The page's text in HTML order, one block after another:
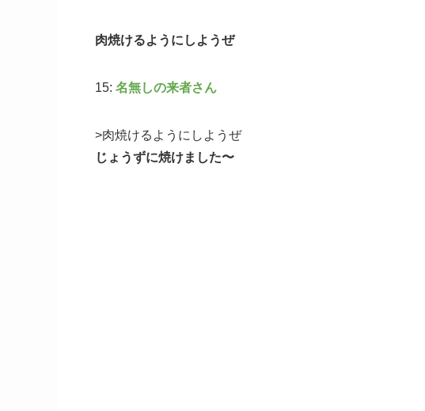
肉焼けるようにしようぜ
15: 名無しの来者さん
>肉焼けるようにしようぜ
じょうずに焼けました〜